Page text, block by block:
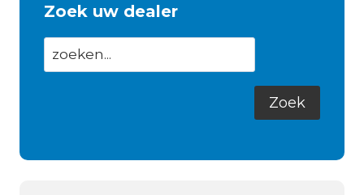
Zoek uw dealer